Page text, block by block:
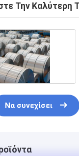
Την Καλύτερη
Να συνεχίσει